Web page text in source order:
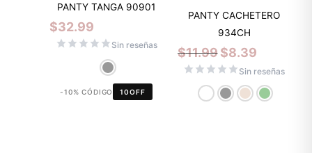
PANTY TANGA 90901
$32.99
Sin reseñas
-10% CÓDIGO 10OFF
PANTY CACHETERO
934CH
$11.99 $8.39
Sin reseñas